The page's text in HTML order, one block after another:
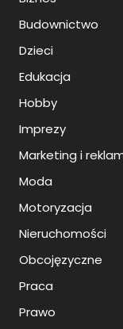
Budownictwo
Dzieci
Edukacja
Hobby
Imprezy
Marketing i
Moda
Motoryzacja
Nieruchomości
Obcojęzyczne
Praca
Prawo